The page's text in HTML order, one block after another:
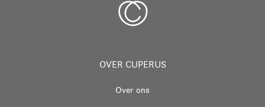
OVER CUPERUS
Over ons